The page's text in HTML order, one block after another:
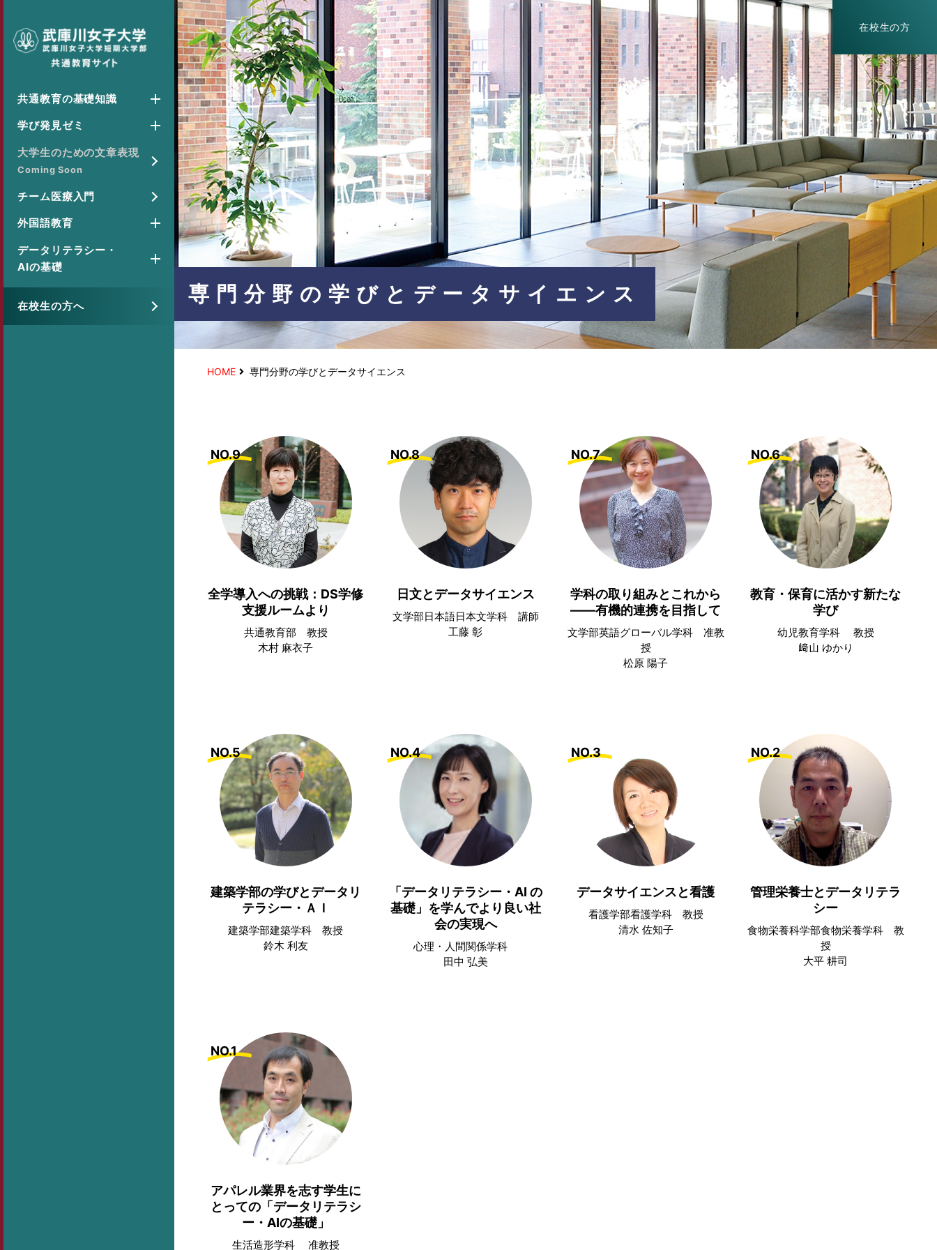
共通教育の基礎知識
学び発見ゼミ
大学生のための文章表現
Coming Soon
チーム医療入門
外国語教育
データリテラシー・
AIの基礎
在校生の方へ
在校生の方
専門分野の学びとデータサイエンス
HOME 専門分野の学びとデータサイエンス
NO.9
全学導入への挑戦：DS学修
支援ルームより
共通教育部 教授
木村 麻衣子
NO.8
日文とデータサイエンス
文学部日本語日本文学科 講師
工藤 彰
NO.7
学科の取り組みとこれから
――有機的連携を目指して
文学部英語グローバル学科 准教
授
松原 陽子
NO.6
教育・保育に活かす新たな
学び
幼児教育学科 教授
﨑山 ゆかり
NO.5
建築学部の学びとデータリ
テラシー・ＡＩ
建築学部建築学科 教授
鈴木 利友
NO.4
「データリテラシー・AI の
基礎」を学んでより良い社
会の実現へ
心理・人間関係学科
田中 弘美
NO.3
データサイエンスと看護
看護学部看護学科 教授
清水 佐知子
NO.2
管理栄養士とデータリテラ
シー
食物栄養科学部食物栄養学科 教
授
大平 耕司
NO.1
アパレル業界を志す学生に
とっての「データリテラシ
ー・AIの基礎」
生活造形学科 准教授